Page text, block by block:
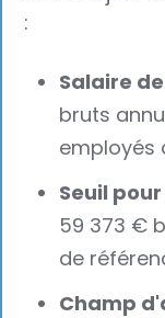
:
Salaire
bruts
employés
Seuil
59 373 €
de
Champ